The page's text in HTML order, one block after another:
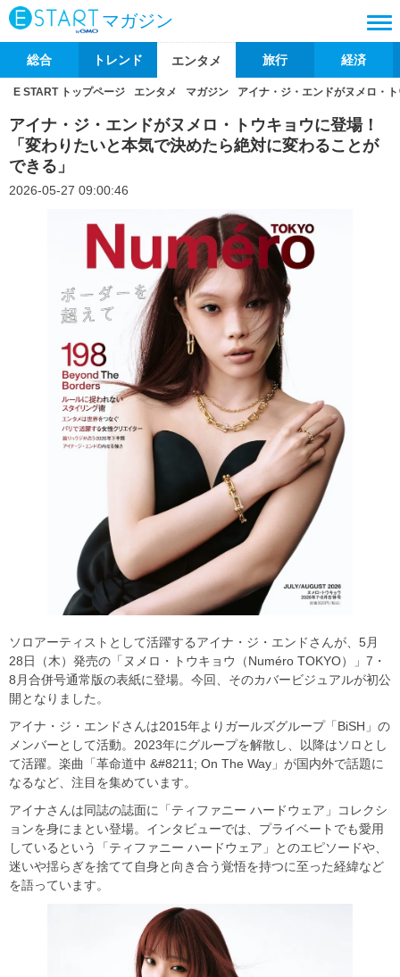
マガジン
総合 トレンド エンタメ 旅行 経済
E START トップページ エンタメ マガジン アイナ・ジ・エンドがヌメロ・
アイナ・ジ・エンドがヌメロ・トウキョウに登場！
「変わりたいと本気で決めたら絶対に変わることが
できる」
2026-05-27 09:00:46
ソロアーティストとして活躍するアイナ・ジ・エンドさんが、5月
28日（木）発売の「ヌメロ・トウキョウ（Numéro TOKYO）」7・
8月合併号通常版の表紙に登場。今回、そのカバービジュアルが初公
開となりました。
アイナ・ジ・エンドさんは2015年よりガールズグループ「BiSH」の
メンバーとして活動。2023年にグループを解散し、以降はソロとし
て活躍。楽曲「革命道中 &#8211; On The Way」が国内外で話題に
なるなど、注目を集めています。
アイナさんは同誌の誌面に「ティファニー ハードウェア」コレクシ
ョンを身にまとい登場。インタビューでは、プライベートでも愛用
しているという「ティファニー ハードウェア」とのエピソードや、
迷いや揺らぎを捨てて自身と向き合う覚悟を持つに至った経緯など
を語っています。